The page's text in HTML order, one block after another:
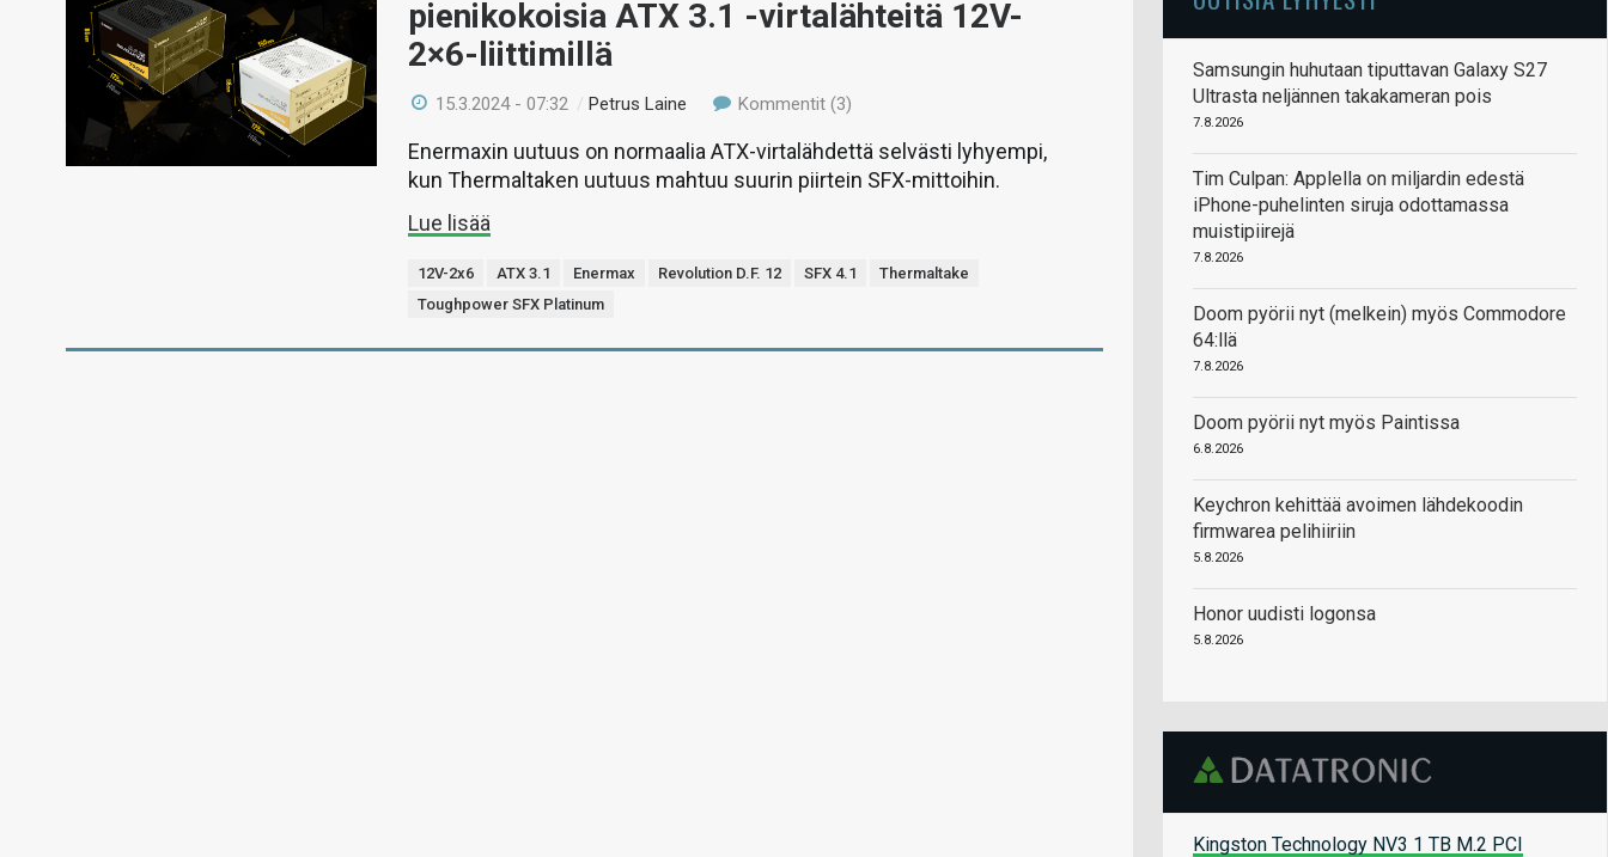
pienikokoisia ATX 3.1 -virtalähteitä 12V-
2×6-liittimillä
15.3.2024 - 07:32 /Petrus Laine Kommentit (3)
Enermaxin uutuus on normaalia ATX-virtalähdettä selvästi lyhyempi,
kun Thermaltaken uutuus mahtuu suurin piirtein SFX-mittoihin.
Lue lisää
12V-2x6 ATX 3.1 Enermax Revolution D.F. 12 SFX 4.1
Thermaltake
Toughpower SFX Platinum
Samsungin huhutaan tiputtavan Galaxy S27
Ultrasta neljännen takakameran pois
7.8.2026
Tim Culpan: Applella on miljardin edestä
iPhone-puhelinten siruja odottamassa
muistipiirejä
7.8.2026
Doom pyörii nyt (melkein) myös Commodore
64:llä
7.8.2026
Doom pyörii nyt myös Paintissa
6.8.2026
Keychron kehittää avoimen lähdekoodin
firmwarea pelihiiriin
5.8.2026
Honor uudisti logonsa
5.8.2026
Kingston Technology NV3 1 TB M.2 PCI